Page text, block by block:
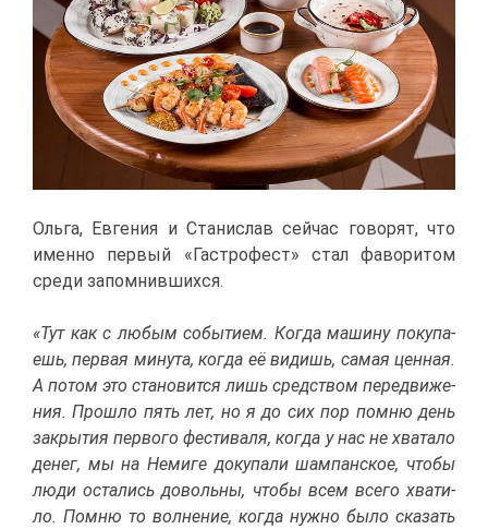
Оль­га, Ев­ге­ния и Ста­ни­слав сей­час го­во­рят, что
имен­но пер­вый «Га­стро­фест» стал фа­во­ри­том
сре­ди за­пом­нив­ших­ся.
«Тут как с лю­бым со­бы­ти­ем. Ко­гда ма­ши­ну по­ку­па­
ешь, пер­вая ми­ну­та, ко­гда её ви­дишь, са­мая цен­ная.
А по­том это ста­но­вит­ся лишь сред­ством пе­ре­дви­же­
ния. Про­шло пять лет, но я до сих пор пом­ню день
за­кры­тия пер­во­го фе­сти­ва­ля, ко­гда у нас не хва­та­ло
де­нег, мы на Неми­ге до­ку­па­ли шам­пан­ское, что­бы
лю­ди оста­лись до­воль­ны, что­бы всем все­го хва­ти­
ло. Пом­ню то вол­не­ние, ко­гда нуж­но бы­ло ска­зать